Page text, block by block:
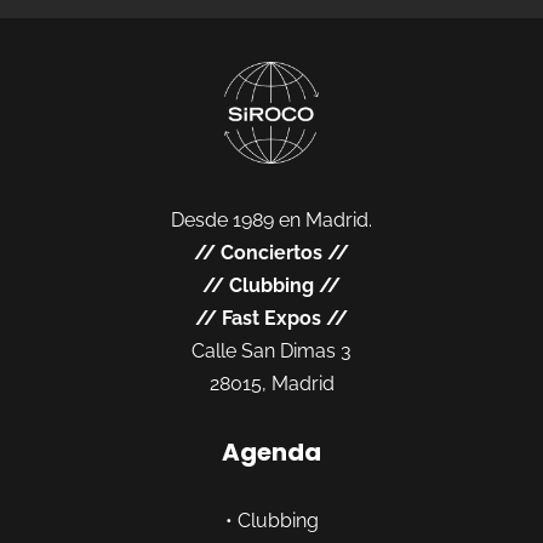
Desde 1989 en Madrid.
// Conciertos //
// Clubbing //
// Fast Expos //
Calle San Dimas 3
28015, Madrid
Agenda
• Clubbing